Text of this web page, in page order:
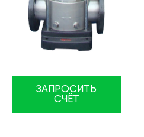
ЗАПРОСИТЬ
СЧЁТ